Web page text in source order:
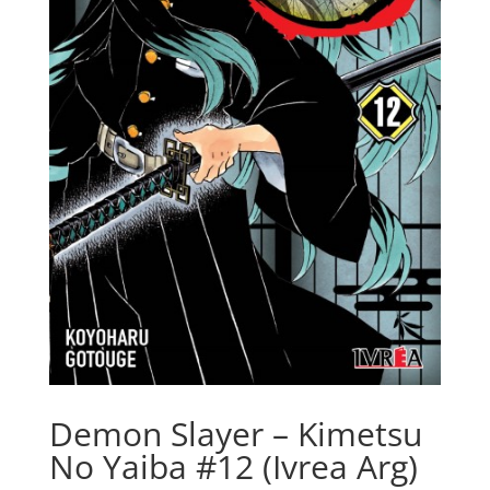
Demon Slayer – Kimetsu
No Yaiba #12 (Ivrea Arg)